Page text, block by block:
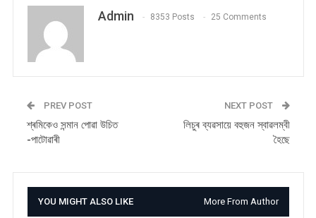
Admin 8353 Posts 25 Comments
PREV POST
শ্ৰমিকেও সন্মান পোৱা উচিত
-পাটোৱাৰী
NEXT POST
লিচুৰ ব্যৱসায়ে বহুজন স্বাৱলম্বী
হৈছে
YOU MIGHT ALSO LIKE More From Author